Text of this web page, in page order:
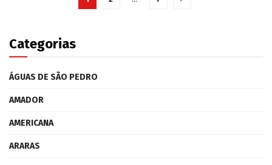
Categorias
ÁGUAS DE SÃO PEDRO
AMADOR
AMERICANA
ARARAS